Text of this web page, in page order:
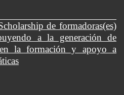
de formadoras(es)
a la generación de
la formación y apoyo a